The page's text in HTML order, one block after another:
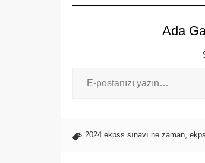
Ada
2024 ekpss sınavı ne zaman